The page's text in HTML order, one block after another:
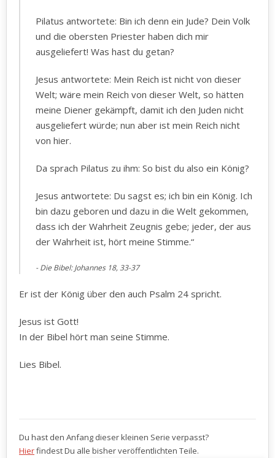
Pilatus antwortete: Bin ich denn ein Jude? Dein Volk
und die obersten Priester haben dich mir
ausgeliefert! Was hast du getan?
Jesus antwortete: Mein Reich ist nicht von dieser
Welt; wäre mein Reich von dieser Welt, so hätten
meine Diener gekämpft, damit ich den Juden nicht
ausgeliefert würde; nun aber ist mein Reich nicht
von hier.
Da sprach Pilatus zu ihm: So bist du also ein König?
Jesus antwortete: Du sagst es; ich bin ein König. Ich
bin dazu geboren und dazu in die Welt gekommen,
dass ich der Wahrheit Zeugnis gebe; jeder, der aus
der Wahrheit ist, hört meine Stimme.“
Die Bibel: Johannes‬ ‭18, 33-37‬
Er ist der König über den auch Psalm 24 spricht.
Jesus ist Gott!
In der Bibel hört man seine Stimme.
Lies Bibel.
Du hast den Anfang dieser kleinen Serie verpasst?
Hierfindest Du alle bisher veröffentlichten Teile.